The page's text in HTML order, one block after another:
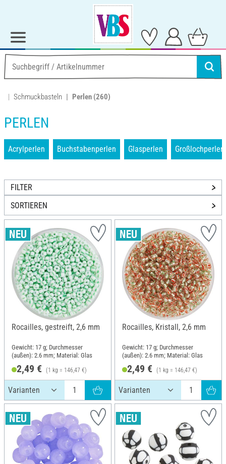
Schmuckbasteln Perlen (260)
PERLEN
Acrylperlen Buchstabenperlen Glasperlen Großlochperlen
FILTER
SORTIEREN
Rocailles, gestreift, 2,6 mm
Gewicht: 17 g; Durchmesser
(außen): 2.6 mm; Material: Glas
2,49 € (1 kg = 146,47 €)
Rocailles, Kristall, 2,6 mm
Gewicht: 17 g; Durchmesser
(außen): 2.6 mm; Material: Glas
2,49 € (1 kg = 146,47 €)